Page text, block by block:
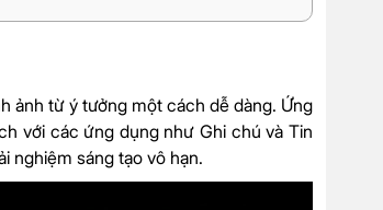
ảnh từ ý tưởng một cách dễ dàng. Ứng
với các ứng dụng như Ghi chú và Tin
nghiệm sáng tạo vô hạn.